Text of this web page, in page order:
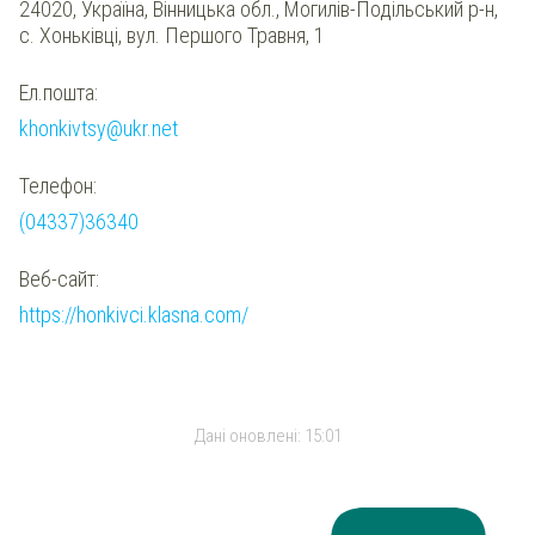
24020, Україна, Вінницька обл., Могилів-Подільський р-н,
с. Хоньківці, вул. Першого Травня, 1
Ел.пошта:
khonkivtsy@ukr.net
Телефон:
(04337)36340
Веб-сайт:
https://honkivci.klasna.com/
Дані оновлені: 15:01